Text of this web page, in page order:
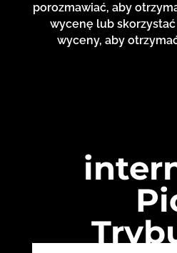
porozmawiać, aby
wycenę lub
wyceny, aby